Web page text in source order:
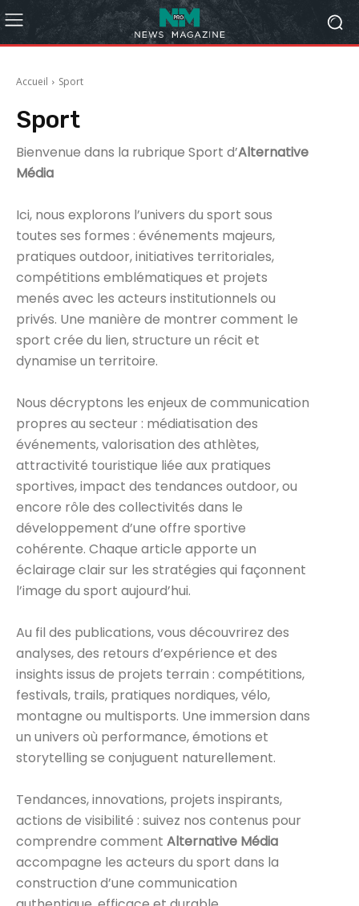
Accueil Sport
Sport
Bienvenue dans la rubrique Sport d’Alternative
Média
Ici, nous explorons l’univers du sport sous
toutes ses formes : événements majeurs,
pratiques outdoor, initiatives territoriales,
compétitions emblématiques et projets
menés avec les acteurs institutionnels ou
privés. Une manière de montrer comment le
sport crée du lien, structure un récit et
dynamise un territoire.
Nous décryptons les enjeux de communication
propres au secteur : médiatisation des
événements, valorisation des athlètes,
attractivité touristique liée aux pratiques
sportives, impact des tendances outdoor, ou
encore rôle des collectivités dans le
développement d’une offre sportive
cohérente. Chaque article apporte un
éclairage clair sur les stratégies qui façonnent
l’image du sport aujourd’hui.
Au fil des publications, vous découvrirez des
analyses, des retours d’expérience et des
insights issus de projets terrain : compétitions,
festivals, trails, pratiques nordiques, vélo,
montagne ou multisports. Une immersion dans
un univers où performance, émotions et
storytelling se conjuguent naturellement.
Tendances, innovations, projets inspirants,
actions de visibilité : suivez nos contenus pour
comprendre comment Alternative Média
accompagne les acteurs du sport dans la
construction d’une communication